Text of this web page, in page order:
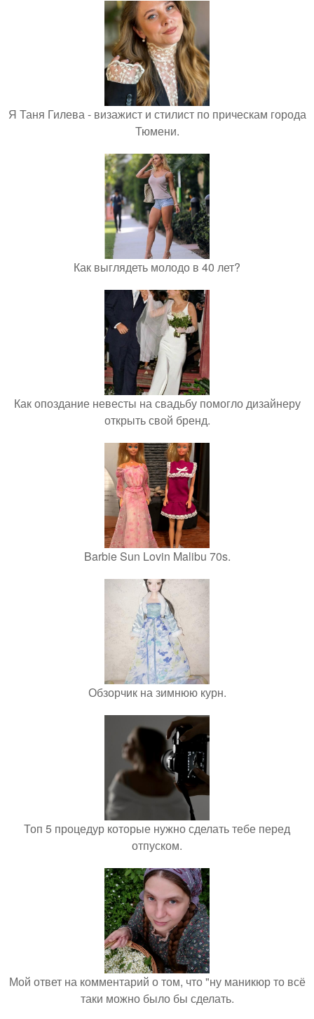
Я Таня Гилева - визажист и стилист по прическам города
Тюмени.
Как выглядеть молодо в 40 лет?
Как опоздание невесты на свадьбу помогло дизайнеру
открыть свой бренд.
Barbie Sun Lovin Malibu 70s.
Обзорчик на зимнюю курн.
Топ 5 процедур которые нужно сделать тебе перед
отпуском.
Мой ответ на комментарий о том, что "ну маникюр то всё
таки можно было бы сделать.